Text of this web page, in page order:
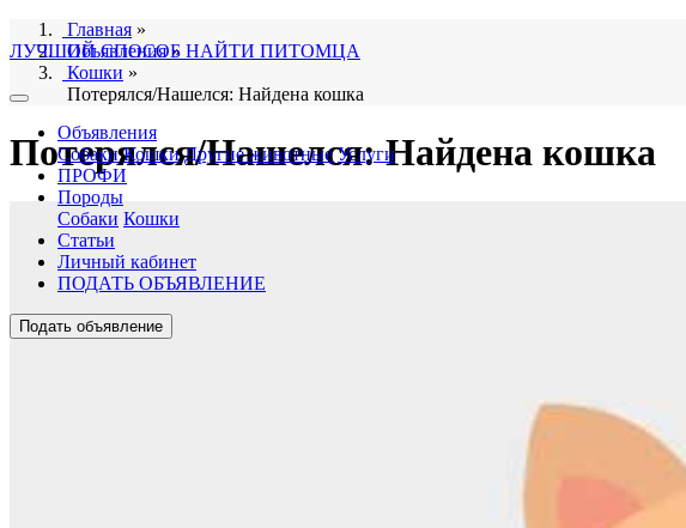
ЛУЧШИЙ СПОСОБ НАЙТИ ПИТОМЦА
Объявления
Собаки Кошки Другие животные Услуги
ПРОФИ
Породы
Собаки Кошки
Статьи
Личный кабинет
ПОДАТЬ ОБЪЯВЛЕНИЕ
Подать объявление
Главная »
Объявления»
Кошки »
Потерялся/Нашелся: Найдена кошка
Потерялся/Нашелся: Найдена кошка